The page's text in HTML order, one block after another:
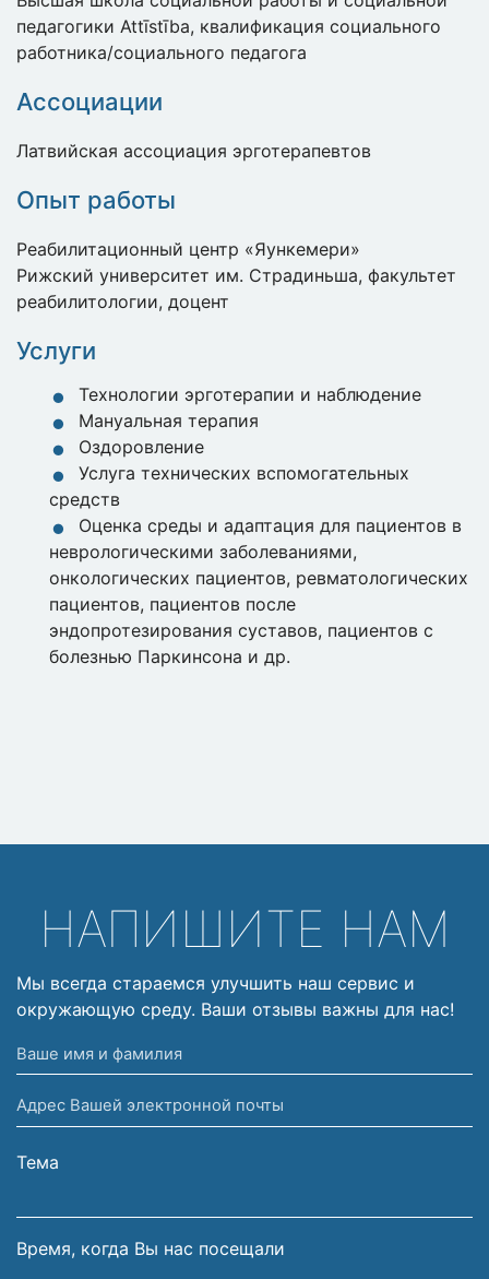
педагогики Attīstība, квалификация социального
работника/социального педагога
Ассоциации
Латвийская ассоциация эрготерапевтов
Опыт работы
Реабилитационный центр «Яункемери»
Рижский университет им. Страдиньша, факультет
реабилитологии, доцент
Услуги
Технологии эрготерапии и наблюдение
Мануальная терапия
Оздоровление
Услуга технических вспомогательных
средств
Оценка среды и адаптация для пациентов в
неврологическими заболеваниями,
онкологических пациентов, ревматологических
пациентов, пациентов после
эндопротезирования суставов, пациентов с
болезнью Паркинсона и др.
НАПИШИТЕ НАМ
Мы всегда стараемся улучшить наш сервис и
окружающую среду. Ваши отзывы важны для нас!
Ваше
имя
и
фамилия
Адрес
Вашей
электронной
Тема
Время, когда Вы нас посещали